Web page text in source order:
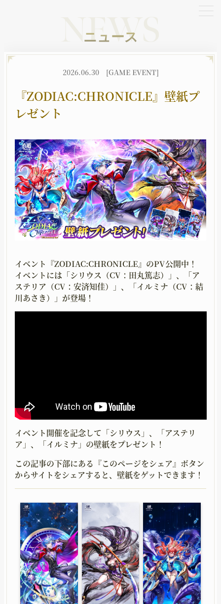
HOME
BATTLE
バトル
CHARACTER
キャラクター
JOB
職種
WORLD
世界観
UPGRADING GOODS
MOVIE
ムービー
GUIDELINE
二次創作ガイドライン
X YouTube TikTok
NEWS
ニュース
2026.06.30 [GAME EVENT]
『ZODIAC:CHRONICLE』壁紙プ
レゼント
イベント『ZODIAC:CHRONICLE』のPV公開中！
イベントには「シリウス（CV：田丸篤志）」、「ア
ステリア（CV：安済知佳）」、「イルミナ（CV：結
川あさき）」が登場！
イベント開催を記念して「シリウス」、「アステリ
ア」、「イルミナ」の壁紙をプレゼント！
この記事の下部にある『このページをシェア』ボタン
からサイトをシェアすると、壁紙をゲットできます！